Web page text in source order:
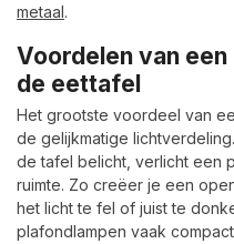
metaal .
Voordelen van
de eettafel
Het grootste voordeel van
de gelijkmatige
de tafel belicht, verlicht een
ruimte. Zo creëer je een
het licht te fel of juist te
plafondlampen vaak